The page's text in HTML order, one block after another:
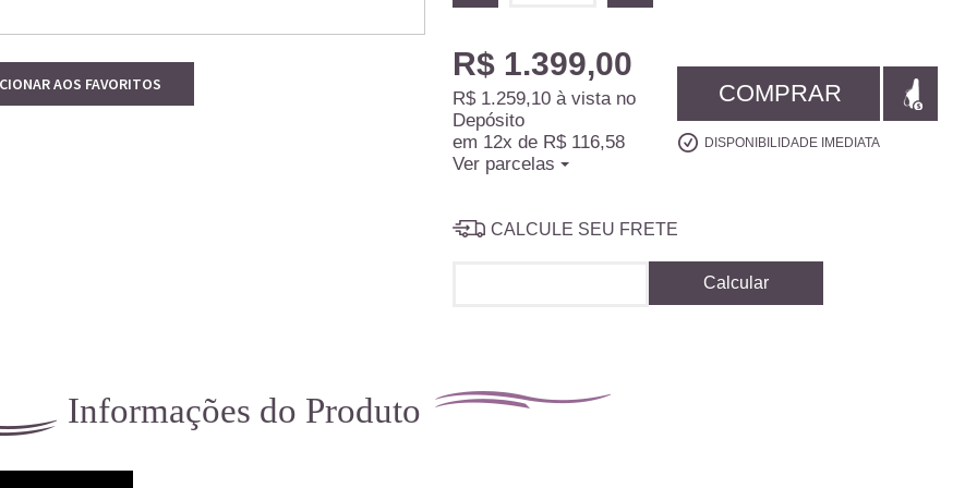
AOS FAVORITOS
R$ 1.399,00
R$ 1.259,10 à vista no
Depósito
em 12x de R$ 116,58
Ver parcelas
COMPRAR
DISPONIBILIDADE IMEDIATA
CALCULE SEU FRETE
Calcular
Informações do Produto